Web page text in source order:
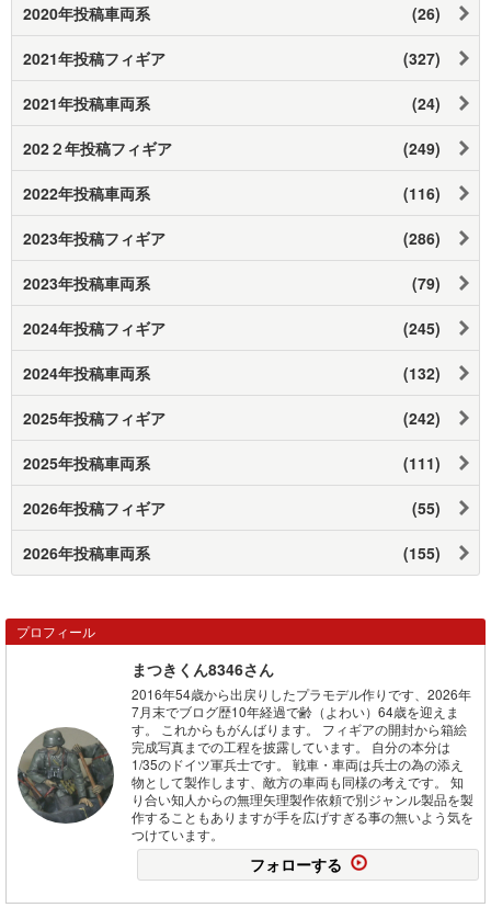
2020年投稿車両系 (26)
2021年投稿フィギア (327)
2021年投稿車両系 (24)
202２年投稿フィギア (249)
2022年投稿車両系 (116)
2023年投稿フィギア (286)
2023年投稿車両系 (79)
2024年投稿フィギア (245)
2024年投稿車両系 (132)
2025年投稿フィギア (242)
2025年投稿車両系 (111)
2026年投稿フィギア (55)
2026年投稿車両系 (155)
プロフィール
まつきくん8346さん
2016年54歳から出戻りしたプラモデル作りです、2026年
7月末でブログ歴10年経過で齢（よわい）64歳を迎えま
す。 これからもがんばります。 フィギアの開封から箱絵
完成写真までの工程を披露しています。 自分の本分は
1/35のドイツ軍兵士です。 戦車・車両は兵士の為の添え
物として製作します、敵方の車両も同様の考えです。 知
り合い知人からの無理矢理製作依頼で別ジャンル製品を製
作することもありますが手を広げすぎる事の無いよう気を
つけています。
フォローする